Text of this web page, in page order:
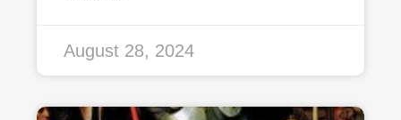
August 28, 2024